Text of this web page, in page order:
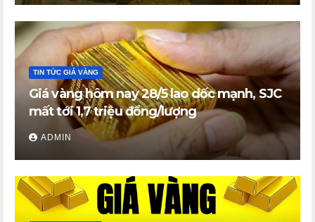
TIN TỨC GIÁ VÀNG
Giá vàng hôm nay 28/5 lao dốc mạnh, SJC
mất tới 1,7 triệu đồng/lượng
ADMIN